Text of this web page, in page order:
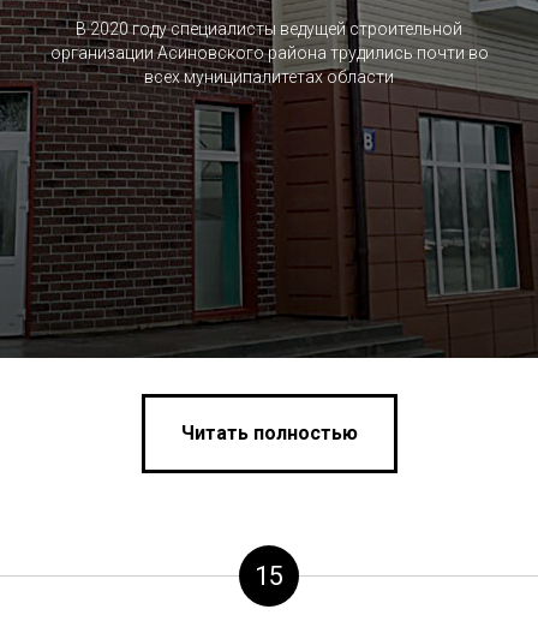
В 2020 году специалисты ведущей строительной
организации Асиновского района трудились почти во
всех муниципалитетах области
Читать полностью
15